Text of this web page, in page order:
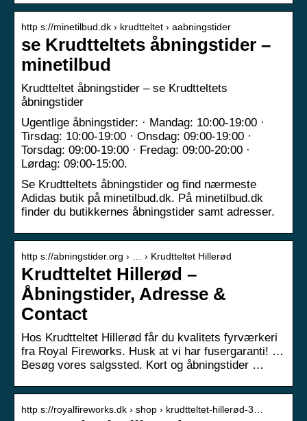
http s://minetilbud.dk › krudtteltet › aabningstider
se Krudtteltets åbningstider –
minetilbud
Krudtteltet åbningstider – se Krudtteltets
åbningstider
Ugentlige åbningstider: · Mandag: 10:00-19:00 ·
Tirsdag: 10:00-19:00 · Onsdag: 09:00-19:00 ·
Torsdag: 09:00-19:00 · Fredag: 09:00-20:00 ·
Lørdag: 09:00-15:00.
Se Krudtteltets åbningstider og find nærmeste
Adidas butik på minetilbud.dk. På minetilbud.dk
finder du butikkernes åbningstider samt adresser.
http s://abningstider.org › … › Krudtteltet Hillerød
Krudtteltet Hillerød –
Åbningstider, Adresse &
Contact
Hos Krudtteltet Hillerød får du kvalitets fyrværkeri
fra Royal Fireworks. Husk at vi har fusergaranti! …
Besøg vores salgssted. Kort og åbningstider …
http s://royalfireworks.dk › shop › krudtteltet-hillerød-3…